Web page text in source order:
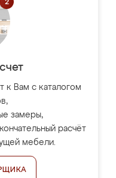
к Вам с каталогом
замеры,
расчёт
мебели.